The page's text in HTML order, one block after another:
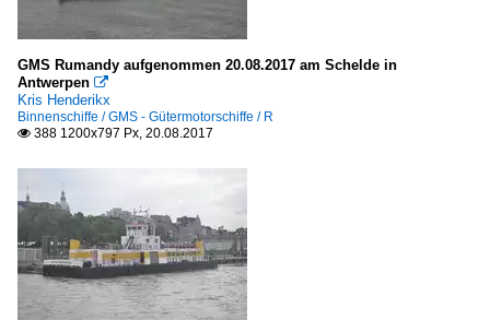
GMS - Gütermotorschiffe
A
B
C
D
L
GMS Rumandy aufgenommen 20.08.2017 am Schelde in
Antwerpen 
Kris Henderikx
Binnenschiffe / GMS - Gütermotorschiffe / R
 388 1200x797 Px, 20.08.2017